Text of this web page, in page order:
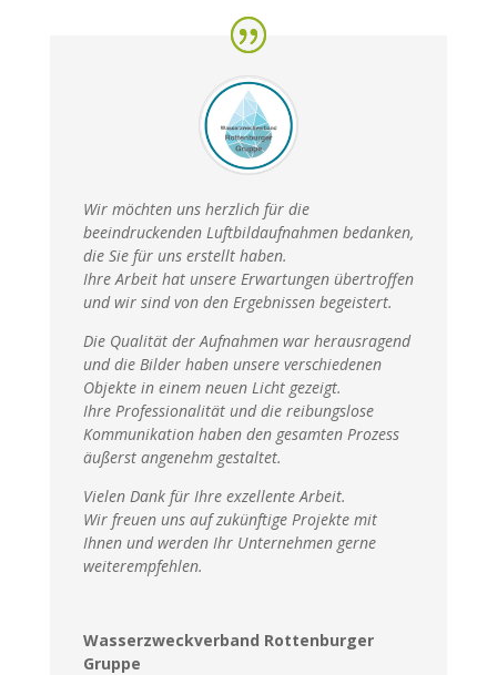
Wir möchten uns herzlich für die
beeindruckenden Luftbildaufnahmen bedanken,
die Sie für uns erstellt haben.
Ihre Arbeit hat unsere Erwartungen übertroffen
und wir sind von den Ergebnissen begeistert.
Die Qualität der Aufnahmen war herausragend
und die Bilder haben unsere verschiedenen
Objekte in einem neuen Licht gezeigt.
Ihre Professionalität und die reibungslose
Kommunikation haben den gesamten Prozess
äußerst angenehm gestaltet.
Vielen Dank für Ihre exzellente Arbeit.
Wir freuen uns auf zukünftige Projekte mit
Ihnen und werden Ihr Unternehmen gerne
weiterempfehlen.
Wasserzweckverband Rottenburger
Gruppe